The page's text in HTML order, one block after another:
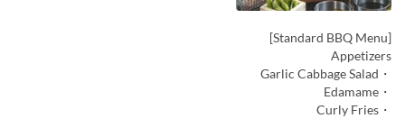
[Standard BBQ Menu]
Appetizers
・Garlic Cabbage Salad
・Edamame
・Curly Fries